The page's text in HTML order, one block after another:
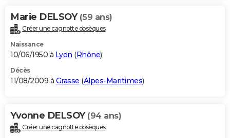
Bricolage
Lifestyle
Culture
Sport
Auto
Television
Voyage
Cinema
Marie DELSOY (59 ans)
Créer une cagnotte obsèques
Naissance
10/06/1950 à Lyon (Rhône)
Décès
11/08/2009 à Grasse (Alpes-Maritimes)
Yvonne DELSOY (94 ans)
Créer une cagnotte obsèques